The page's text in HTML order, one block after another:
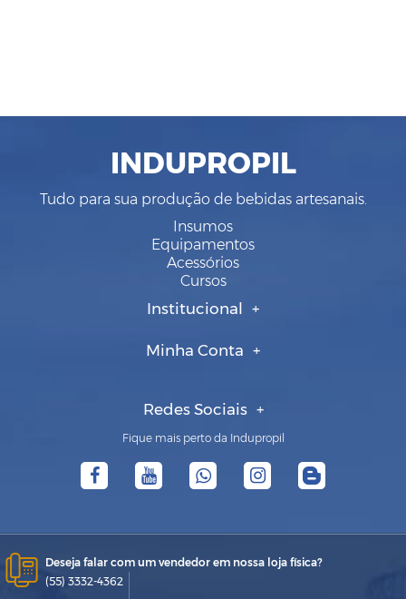
INDUPROPIL
Tudo para sua produção de bebidas artesanais.
Insumos
Equipamentos
Acessórios
Cursos
Institucional
Minha Conta
Redes Sociais
Fique mais perto da Indupropil
Deseja falar com um vendedor em nossa loja física?
(55) 3332-4362